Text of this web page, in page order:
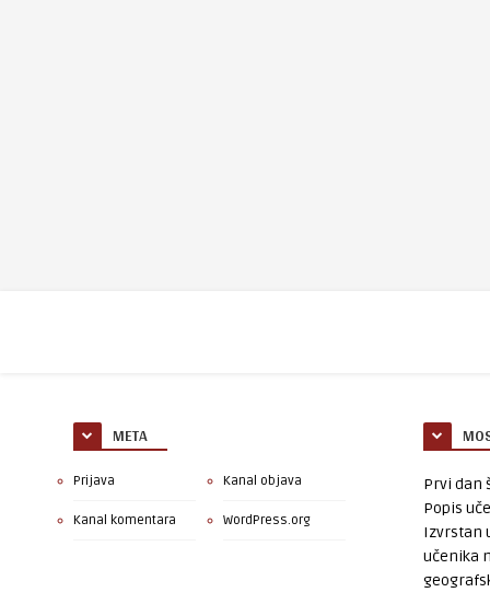
META
Prijava Kanal objava
Kanal komentara WordPress.org
Prvi dan
Popis
Izvrstan
učenika